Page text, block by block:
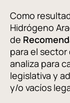
Como
Hidrógeno
de
para el sector
analiza para
legislativa y
y/o vacíos